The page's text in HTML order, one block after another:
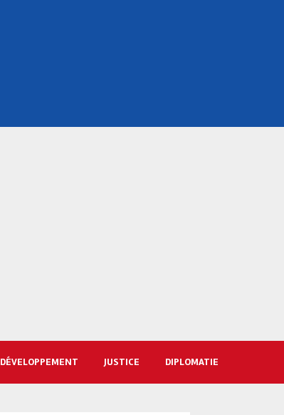
DÉVELOPPEMENT JUSTICE DIPLOMATIE